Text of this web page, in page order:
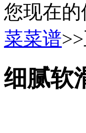
您现在的
菜菜谱
细腻软